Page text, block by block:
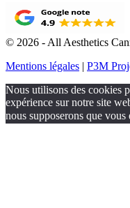
© 2026 - All Aesthetics
Mentions légales | P3M
Nous utilisons des cookies
expérience sur notre site
nous supposerons que vous